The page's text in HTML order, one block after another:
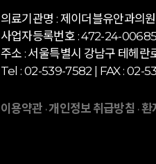
의료기관명 : 제이더블유안과의원
사업자등록번호 : 472-24-
주소 : 서울특별시 강남구 테헤란
Tel : 02-539-7582 | FAX : 02-
이용약관 ·개인정보 취급방침 ·환